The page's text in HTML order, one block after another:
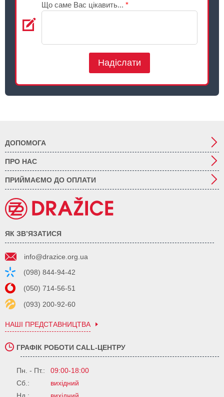
Що саме Вас цікавить... *
Надіслати
ДОПОМОГА
ПРО НАС
ПРИЙМАЄМО ДО ОПЛАТИ
ЯК ЗВ’ЯЗАТИСЯ
info@drazice.org.ua
(098) 844-94-42
(050) 714-56-51
(093) 200-92-60
НАШІ ПРЕДСТАВНИЦТВА
ГРАФІК РОБОТИ CALL-ЦЕНТРУ
Пн. - Пт.:
09:00-18:00
Сб.:
вихідний